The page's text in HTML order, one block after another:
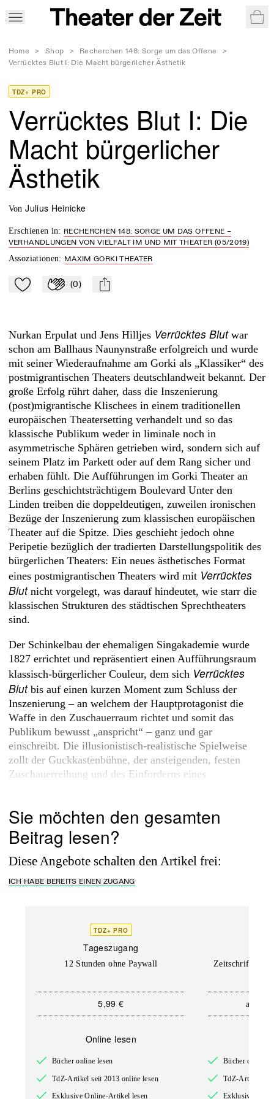
Home > Shop > Recherchen 148: Sorge um das Offene
>
Verrücktes Blut I: Die Macht bürgerlicher Ästhetik
TDZ+ PRO
Verrücktes Blut I: Die
Macht bürgerlicher
Ästhetik
von Julius Heinicke
Erschienen in: RECHERCHEN 148: SORGE UM DAS OFFENE –
VERHANDLUNGEN VON VIELFALT IM UND MIT THEATER (05/2019)
Assoziationen: MAXIM GORKI THEATER
Zu Mein-TdZ hinzufügen
Applaudieren
(0) mail
Nurkan Erpulat und Jens Hilljes Verrücktes Blutwar
schon am Ballhaus Naunynstraße erfolgreich und wurde
mit seiner Wiederaufnahme am Gorki als „Klassiker“ des
postmigrantischen Theaters deutschlandweit bekannt. Der
große Erfolg rührt daher, dass die Inszenierung
(post)migrantische Klischees in einem traditionellen
europäischen Theatersetting verhandelt und so das
klassische Publikum weder in liminale noch in
asymmetrische Sphären getrieben wird, sondern sich auf
seinem Platz im Parkett oder auf dem Rang sicher und
erhaben fühlt. Die Aufführungen im Gorki Theater an
Berlins geschichtsträchtigem Boulevard Unter den
Linden treiben die doppeldeutigen, zuweilen ironischen
Bezüge der Inszenierung zum klassischen europäischen
Theater auf die Spitze. Dies geschieht jedoch ohne
Peripetie bezüglich der tradierten Darstellungspolitik des
bürgerlichen Theaters: Ein neues ästhetisches Format
eines postmigrantischen Theaters wird mit Verrücktes
Blutnicht vorgelegt, was darauf hindeutet, wie starr die
klassischen Strukturen des städtischen Sprechtheaters
sind.
Der Schinkelbau der ehemaligen Singakademie wurde
1827 errichtet und repräsentiert einen Aufführungsraum
klassisch-bürgerlicher Couleur, dem sich Verrücktes
Blutbis auf einen kurzen Moment zum Schluss der
Inszenierung – an welchem der Hauptprotagonist die
Waffe in den Zuschauerraum richtet und somit das
Publikum bewusst „anspricht“ – ganz und gar
einschreibt. Die illusionistisch-realistische Spielweise
zollt der Guckkastenbühne, der ansteigenden, festen
Zuschauerreihung und des Einforderns eines
Sie möchten den gesamten
Beitrag lesen?
Diese Angebote schalten den Artikel frei:
ICH HABE BEREITS EINEN ZUGANG
TDZ+ PRO
Tageszugang
12 Stunden ohne Paywall
5,99 €
Online lesen
Bücher online lesen
TdZ-Artikel seit 2013 online lesen
Exklusive Online-Artikel lesen
Zeitschriften
ab
Bücher online
TdZ-Artikel seit
Exklusive